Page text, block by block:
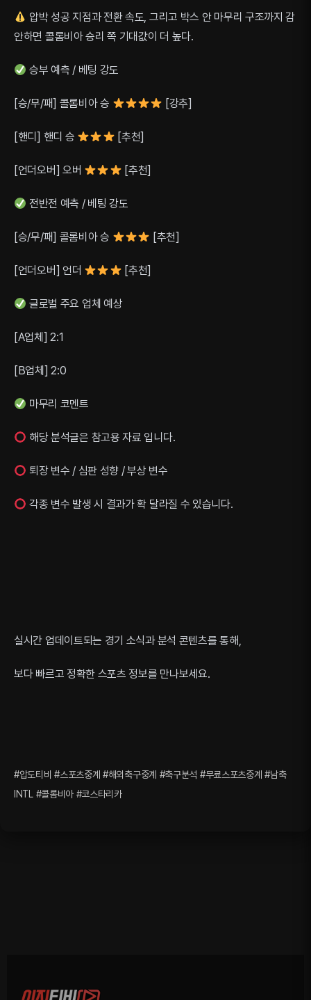
압박 성공 지점과 전환 속도, 그리고 박스 안 마무리 구조까지 감
안하면 콜롬비아 승리 쪽 기대값이 더 높다.
승부 예측 / 베팅 강도
[승/무/패] 콜롬비아 승 [강추]
[핸디] 핸디 승 [추천]
[언더오버] 오버 [추천]
전반전 예측 / 베팅 강도
[승/무/패] 콜롬비아 승 [추천]
[언더오버] 언더 [추천]
글로벌 주요 업체 예상
[A업체] 2:1
[B업체] 2:0
마무리 코멘트
해당 분석글은 참고용 자료 입니다.
퇴장 변수 / 심판 성향 / 부상 변수
각종 변수 발생 시 결과가 확 달라질 수 있습니다.
실시간 업데이트되는 경기 소식과 분석 콘텐츠를 통해,
보다 빠르고 정확한 스포츠 정보를 만나보세요.
#압도티비 #스포츠중계 #해외축구중계 #축구분석 #무료스포츠중계 #남축
INTL #콜롬비아 #코스타리카